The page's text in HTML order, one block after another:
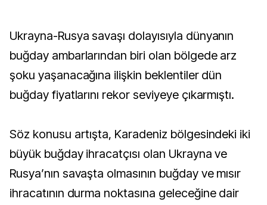
Ukrayna-Rusya savaşı dolayısıyla dünyanın
buğday ambarlarından biri olan bölgede arz
şoku yaşanacağına ilişkin beklentiler dün
buğday fiyatlarını rekor seviyeye çıkarmıştı.
Söz konusu artışta, Karadeniz bölgesindeki iki
büyük buğday ihracatçısı olan Ukrayna ve
Rusya’nın savaşta olmasının buğday ve mısır
ihracatının durma noktasına geleceğine dair